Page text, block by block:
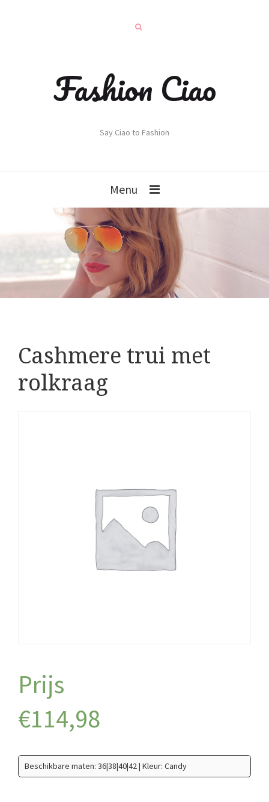
Fashion Ciao
Say Ciao to Fashion
Menu
Cashmere trui met
rolkraag
€114,98
Beschikbare maten: 36|38|40|42 | Kleur: Candy